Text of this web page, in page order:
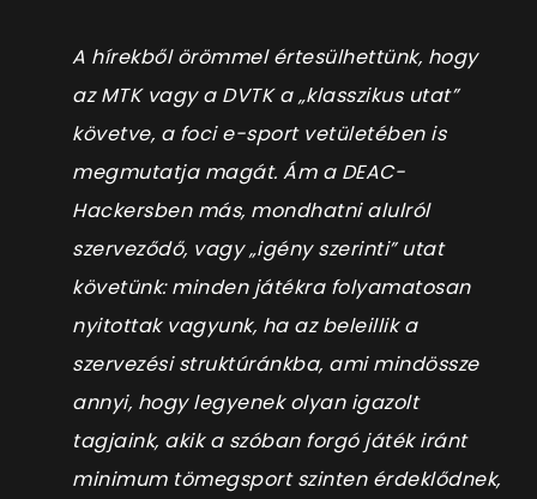
A hírekből örömmel értesülhettünk, hogy
az MTK vagy a DVTK a „klasszikus utat”
követve, a foci e-sport vetületében is
megmutatja magát. Ám a DEAC-
Hackersben más, mondhatni alulról
szerveződő, vagy „igény szerinti” utat
követünk: minden játékra folyamatosan
nyitottak vagyunk, ha az beleillik a
szervezési struktúránkba, ami mindössze
annyi, hogy legyenek olyan igazolt
tagjaink, akik a szóban forgó játék iránt
minimum tömegsport szinten érdeklődnek,